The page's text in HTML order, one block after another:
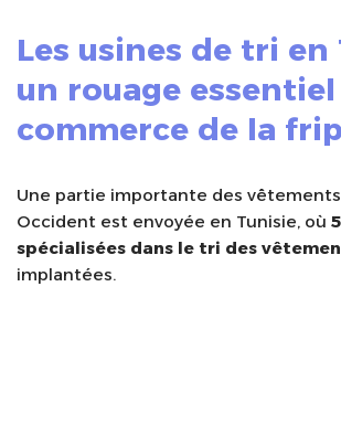
Les usines de tri en
un rouage
commerce de la
Une partie importante des
Occident est envoyée en Tunisie, où
spécialisées dans le tri des
implantées.